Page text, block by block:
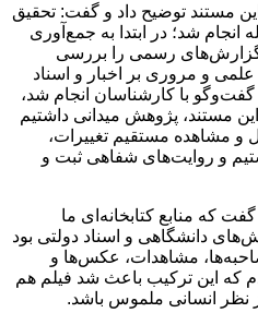
مستند توضیح داد و گفت: تحقیق
انجام شد؛ در ابتدا به جمع‌آوری
گزارش‌های رسمی را بررسی
و مروری بر اخبار و اسناد
با کارشناسان انجام شد،
مستند، پژوهش میدانی داشتیم
مشاهده مستقیم تغییرات،
و روایت‌های شفاهی ثبت و
که منابع کتابخانه‌ای ما
دانشگاهی و اسناد دولتی بود
مشاهدات، عکس‌ها و
که این ترکیب باعث شد فیلم هم
نظر انسانی ملموس باشد.